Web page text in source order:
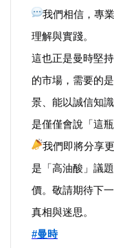
內政/社會/福利/弱勢/
國際/全球
環境/資源/能源
交通運輸
正能量
餐飲美食
我們相信，專
理解與實踐。
這也正是曼時堅
的市場，需要的
景、能以誠信知
是僅僅會說「這
我們即將分享
是「高油酸」議
價。敬請期待下
真相與迷思。
#曼時